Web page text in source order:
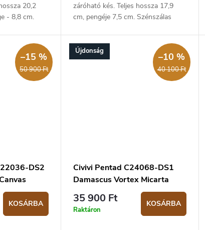
20,2
- 8,8 cm.
záróható kés. Teljes hossza 17,9
cm, pengéje 7,5 cm. Szénszálas
50 900 Ft
–15 %
DS2
KOSÁRBA
Újdonság
40 100 Ft
–10 %
Civivi Pentad C24068-DS1
Damascus Vortex Micarta
zsebkés
35 900 Ft
Raktáron
KOSÁRBA